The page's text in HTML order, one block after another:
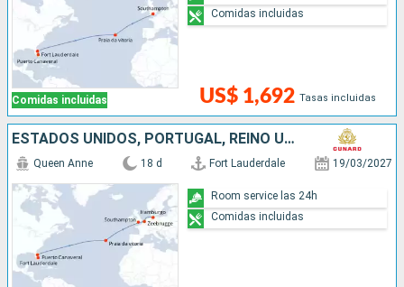
Comidas incluidas US$ 1,692 Tasas incluidas
Comidas incluidas
ESTADOS UNIDOS, PORTUGAL, REINO UNIDO, BÉLGICA, ALEMANIA
Queen Anne 18 d Fort Lauderdale 19/03/2027
Room service las 24h
Comidas incluidas